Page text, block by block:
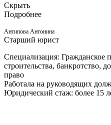
Скрыть
Подробнее
Антипова Антонина
Старший юрист
Специализация: Гражданское
строительства, банкротство,
право
Работала на руководящих
Юридический стаж: более 15